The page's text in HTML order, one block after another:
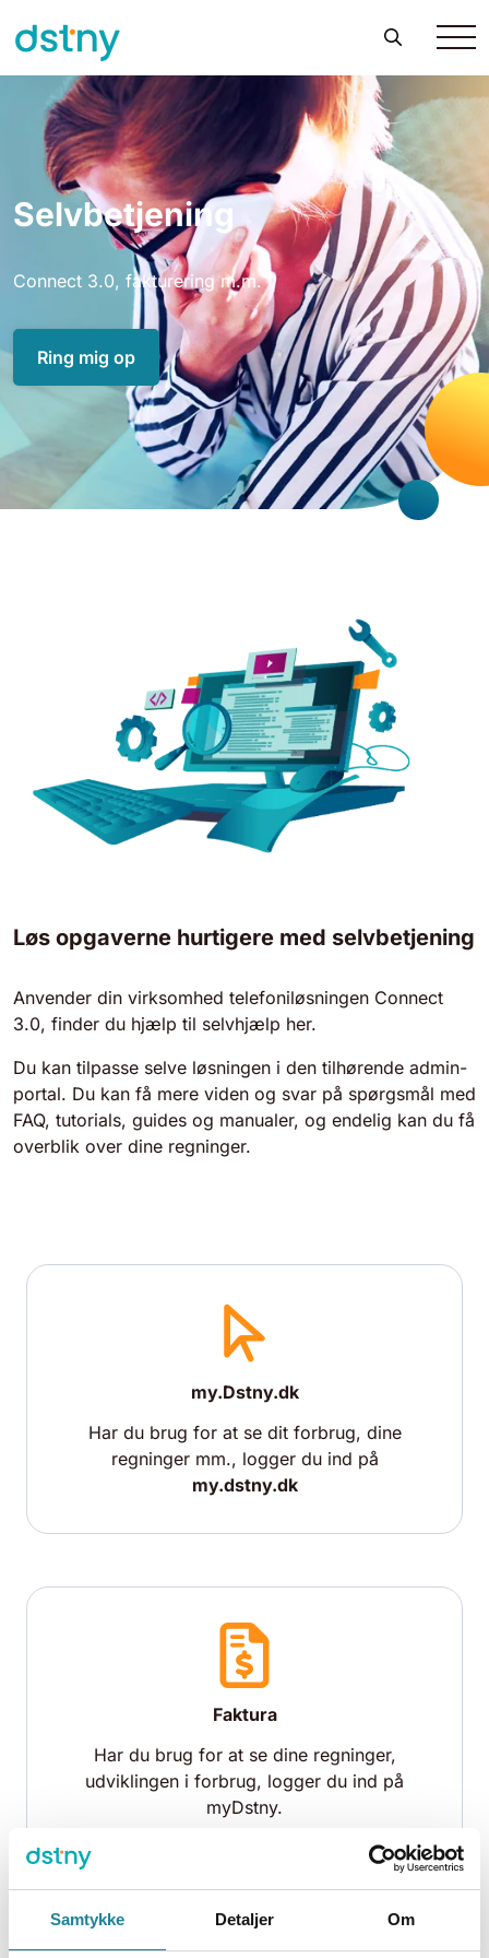
Samtykke Detaljer Om
Selvbetjening
Connect 3.0, fakturering m.m.
Ring mig op
Løs opgaverne hurtigere med selvbetjening
Anvender din virksomhed telefoniløsningen Connect
3.0, finder du hjælp til selvhjælp her.
Du kan tilpasse selve løsningen i den tilhørende admin-
portal. Du kan få mere viden og svar på spørgsmål med
FAQ, tutorials, guides og manualer, og endelig kan du få
overblik over dine regninger.
my.Dstny.dk
Har du brug for at se dit forbrug, dine
regninger mm., logger du ind på
my.dstny.dk
Faktura
Har du brug for at se dine regninger,
udviklingen i forbrug, logger du ind på
myDstny.